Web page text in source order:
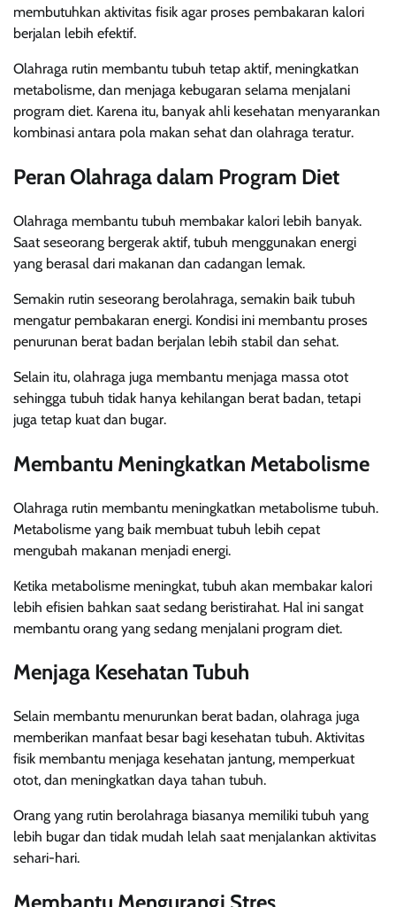
membutuhkan aktivitas fisik agar proses pembakaran kalori
berjalan lebih efektif.
Olahraga rutin membantu tubuh tetap aktif, meningkatkan
metabolisme, dan menjaga kebugaran selama menjalani
program diet. Karena itu, banyak ahli kesehatan menyarankan
kombinasi antara pola makan sehat dan olahraga teratur.
Peran Olahraga dalam Program Diet
Olahraga membantu tubuh membakar kalori lebih banyak.
Saat seseorang bergerak aktif, tubuh menggunakan energi
yang berasal dari makanan dan cadangan lemak.
Semakin rutin seseorang berolahraga, semakin baik tubuh
mengatur pembakaran energi. Kondisi ini membantu proses
penurunan berat badan berjalan lebih stabil dan sehat.
Selain itu, olahraga juga membantu menjaga massa otot
sehingga tubuh tidak hanya kehilangan berat badan, tetapi
juga tetap kuat dan bugar.
Membantu Meningkatkan Metabolisme
Olahraga rutin membantu meningkatkan metabolisme tubuh.
Metabolisme yang baik membuat tubuh lebih cepat
mengubah makanan menjadi energi.
Ketika metabolisme meningkat, tubuh akan membakar kalori
lebih efisien bahkan saat sedang beristirahat. Hal ini sangat
membantu orang yang sedang menjalani program diet.
Menjaga Kesehatan Tubuh
Selain membantu menurunkan berat badan, olahraga juga
memberikan manfaat besar bagi kesehatan tubuh. Aktivitas
fisik membantu menjaga kesehatan jantung, memperkuat
otot, dan meningkatkan daya tahan tubuh.
Orang yang rutin berolahraga biasanya memiliki tubuh yang
lebih bugar dan tidak mudah lelah saat menjalankan aktivitas
sehari-hari.